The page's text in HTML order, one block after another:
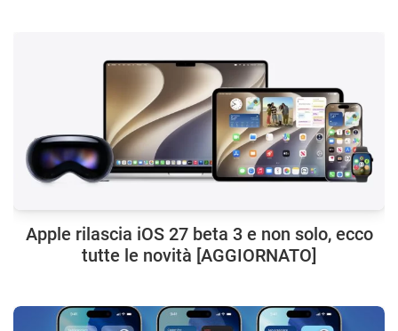
Apple rilascia iOS 27 beta 3 e non solo, ecco
tutte le novità [AGGIORNATO]